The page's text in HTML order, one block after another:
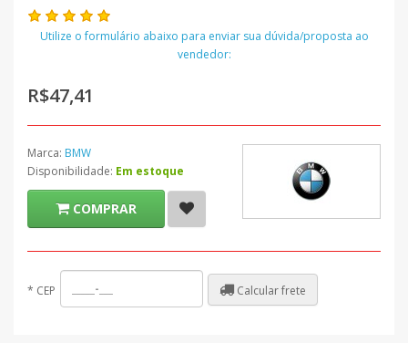
Utilize o formulário abaixo para enviar sua dúvida/proposta ao
vendedor:
R$47,41
Marca: BMW
Disponibilidade: Em estoque
COMPRAR
* CEP Calcular frete